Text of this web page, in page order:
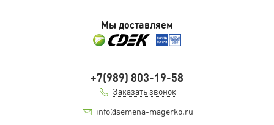
Мы доставляем
+7(989) 803-19-58
Заказать звонок
info@semena-magerko.ru